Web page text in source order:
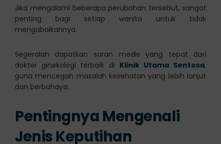
Jika mengalami beberapa perubahan tersebut, sangat
penting bagi setiap wanita untuk tidak
mengabaikannya.
Segeralah dapatkan saran medis yang tepat dari
dokter ginekologi terbaik di Klinik Utama Sentosa,
guna mencegah masalah kesehatan yang lebih lanjut
dan berbahaya.
Pentingnya Mengenali
Jenis Keputihan